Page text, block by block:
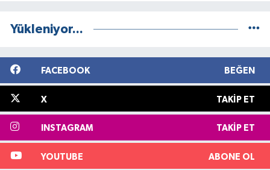
Yükleniyor...
FACEBOOK BEĞEN
X TAKIP ET
INSTAGRAM TAKIP ET
YOUTUBE ABONE OL